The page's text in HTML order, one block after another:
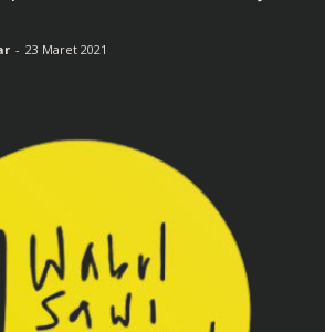
- 23 Maret 2021